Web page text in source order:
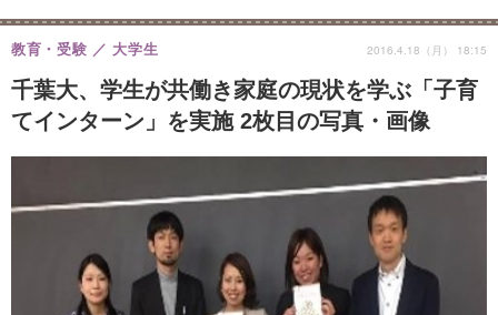
千葉大、学生が共働き家庭の現状を学ぶ「子育
てインターン」を実施 2枚目の写真・画像
教育・受験 大学生 2016.4.18（月） 18:15